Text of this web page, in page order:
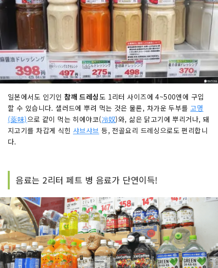
일본에서도 인기인참깨 드레싱도 1리터 사이즈에 4~500엔에 구입
할 수 있습니다. 샐러드에 뿌려 먹는 것은 물론, 차가운 두부를고명
(薬味)으로 같이 먹는 히에야코(冷奴)와, 삶은 닭고기에 뿌리거나, 돼
지고기를 차갑게 식힌샤브샤브 등, 전골요리 드레싱으로도 편리합니
다.
음료는 2리터 페트 병 음료가 단연이득!